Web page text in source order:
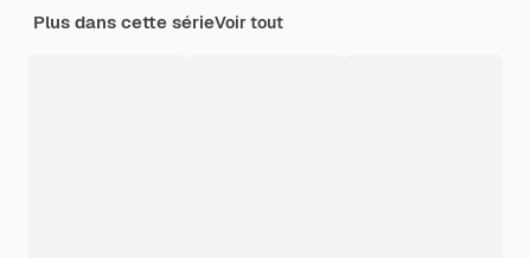
Plus dans cette sérieVoir tout